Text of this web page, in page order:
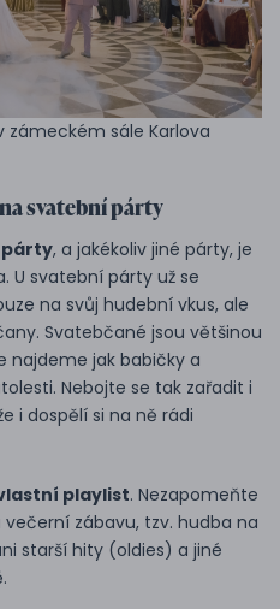
zámeckém sále Karlova
svatební párty
, a jakékoliv jiné párty, je
U svatební párty už se
na svůj hudební vkus, ale
Svatebčané jsou většinou
najdeme jak babičky a
Nebojte se tak zařadit i
i dospělí si na ně rádi
playlist. Nezapomeňte
zábavu, tzv. hudba na
starší hity (oldies) a jiné